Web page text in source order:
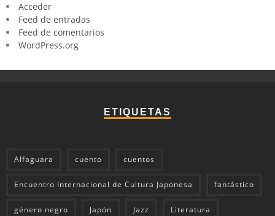
Acceder
Feed de entradas
Feed de comentarios
WordPress.org
ETIQUETAS
Alfaguara cuento cuentos
Encuentro Internacional de Cultura Japonesa fantástico
género negro Japón Jazz Literatura